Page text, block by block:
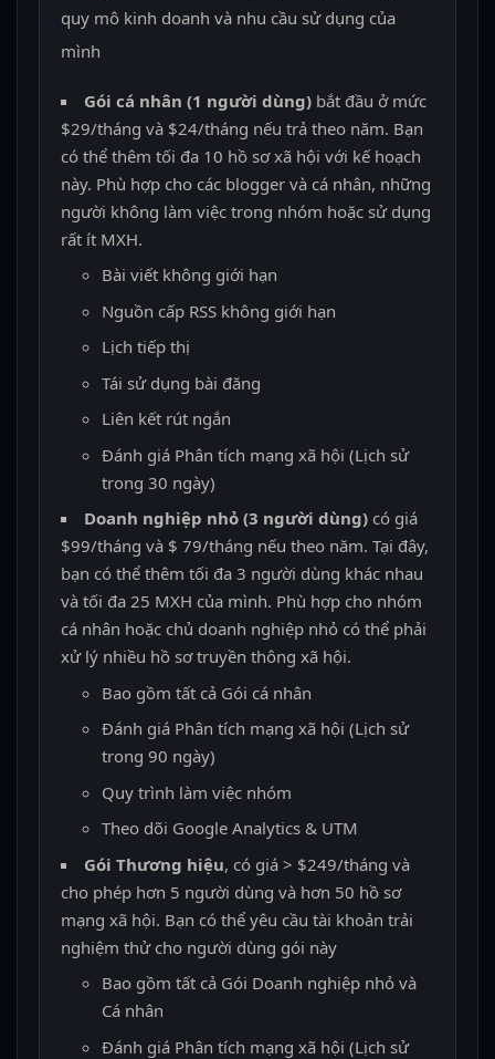
quy mô kinh doanh và nhu cầu sử dụng của
mình
Gói cá nhân (1 người dùng)bắt đầu ở mức
$29/tháng và $24/tháng nếu trả theo năm. Bạn
có thể thêm tối đa 10 hồ sơ xã hội với kế hoạch
này. Phù hợp cho các blogger và cá nhân, những
người không làm việc trong nhóm hoặc sử dụng
rất ít MXH.
Bài viết không giới hạn
Nguồn cấp RSS không giới hạn
Lịch tiếp thị
Tái sử dụng bài đăng
Liên kết rút ngắn
Đánh giá Phân tích mạng xã hội (Lịch sử
trong 30 ngày)
Doanh nghiệp nhỏ(3 người dùng)có giá
$99/tháng và $ 79/tháng nếu theo năm. Tại đây,
bạn có thể thêm tối đa 3 người dùng khác nhau
và tối đa 25 MXH của mình. Phù hợp cho nhóm
cá nhân hoặc chủ doanh nghiệp nhỏ có thể phải
xử lý nhiều hồ sơ truyền thông xã hội.
Bao gồm tất cả Gói cá nhân
Đánh giá Phân tích mạng xã hội (Lịch sử
trong 90 ngày)
Quy trình làm việc nhóm
Theo dõi Google Analytics & UTM
Gói Thương hiệu, có giá > $249/tháng và
cho phép hơn 5 người dùng và hơn 50 hồ sơ
mạng xã hội. Bạn có thể yêu cầu tài khoản trải
nghiệm thử cho người dùng gói này
Bao gồm tất cả Gói Doanh nghiệp nhỏ và
Cá nhân
Đánh giá Phân tích mạng xã hội (Lịch sử